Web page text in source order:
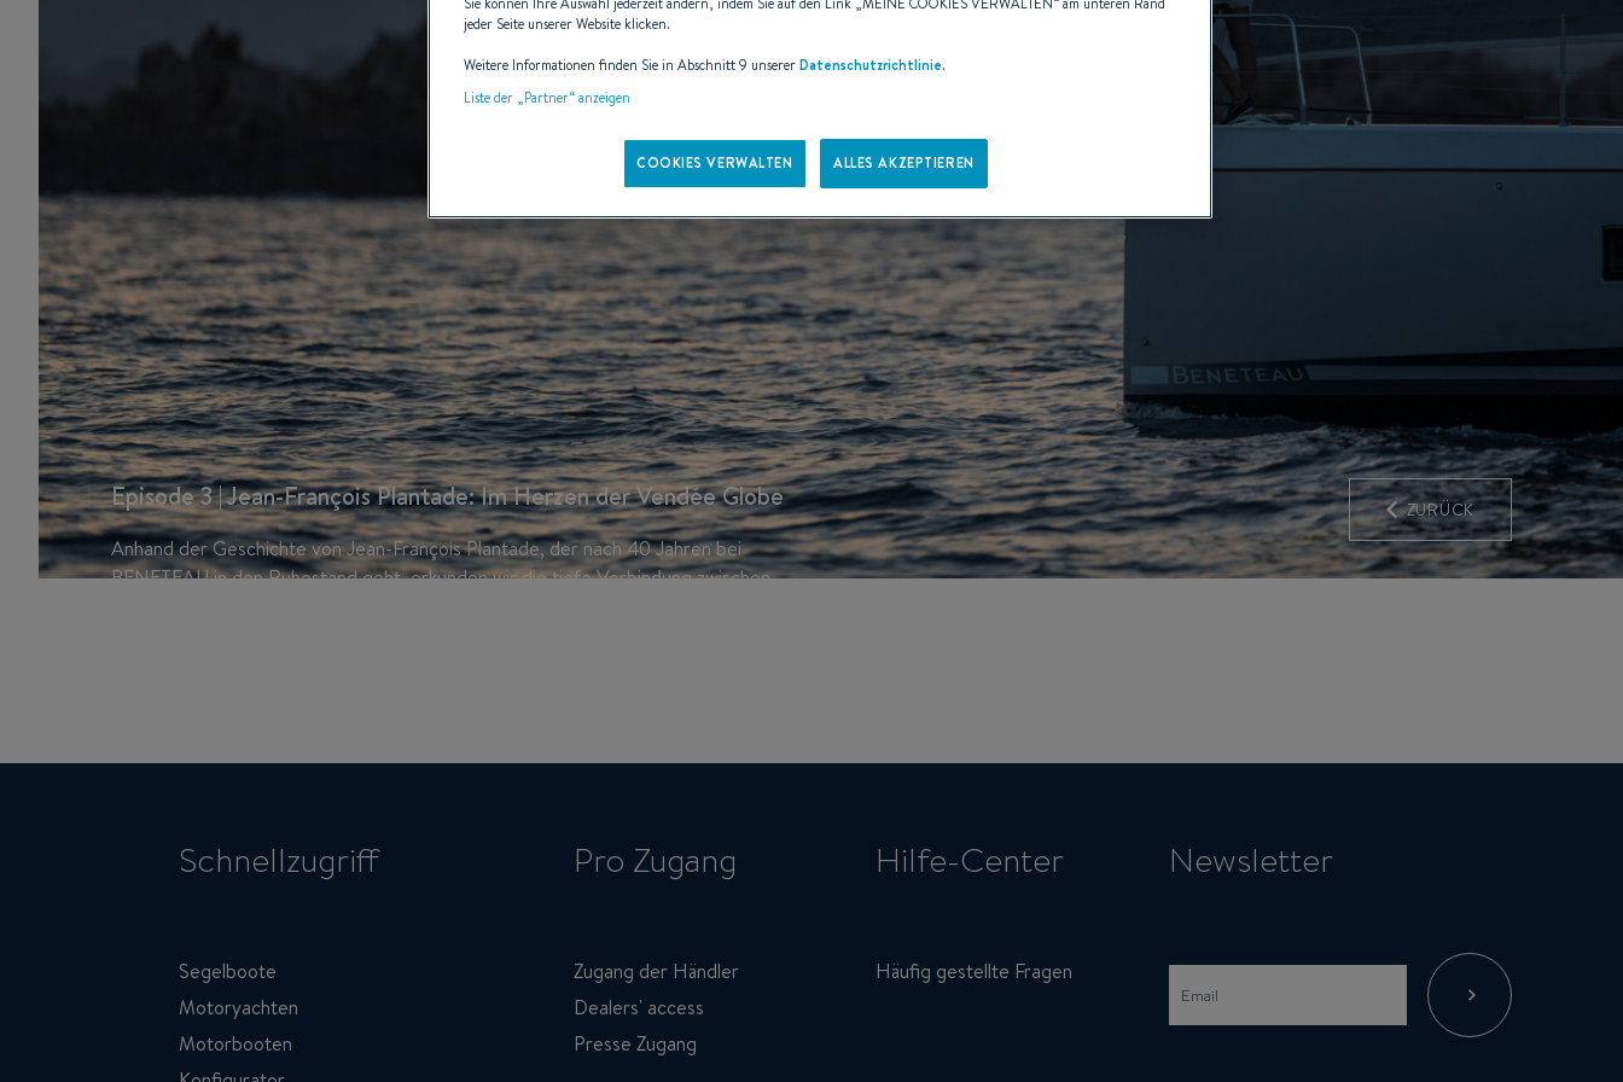
Episode 3 | Jean-François Plantade: Im Herzen der Vendée Globe
Anhand der Geschichte von Jean-François Plantade, der nach 40 Jahren bei
BENETEAU in den Ruhestand geht, erkunden wir die tiefe Verbindung zwischen
ZURÜCK
Schnellzugriff
Segelboote
Motoryachten
Motorbooten
Pro Zugang
Zugang der Händler
Dealers' access
Presse Zugang
Hilfe-Center
Häufig gestellte Fragen
Newsletter
Sie können Ihre Auswahl jederzeit ändern, indem Sie auf den Link „MEINE COOKIES VERWALTEN“ am unteren Rand
jeder Seite unserer Website klicken.
Weitere Informationen finden Sie in Abschnitt 9 unsererDatenschutzrichtlinie.
Liste der „Partner“ anzeigen
COOKIES VERWALTEN ALLES AKZEPTIEREN